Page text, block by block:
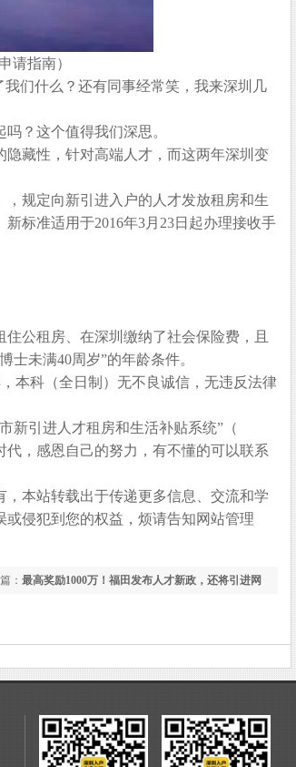
请指南）
们什么？还有同事经常笑，我来深圳几
？这个值得我们深思。
藏性，针对高端人才，而这两年深圳变
规定向新引进入户的人才发放租房和生
标准适用于2016年3月23日起办理接收手
公租房、在深圳缴纳了社会保险费，且
未满40周岁”的年龄条件。
科（全日制）无不良诚信，无违反法律
引进人才租房和生活补贴系统”（
，感恩自己的努力，有不懂的可以联系
本站转载出于传递更多信息、交流和学
侵犯到您的权益，烦请告知网站管理
： 最高奖励1000万！福田发布人才新政，还将引进网